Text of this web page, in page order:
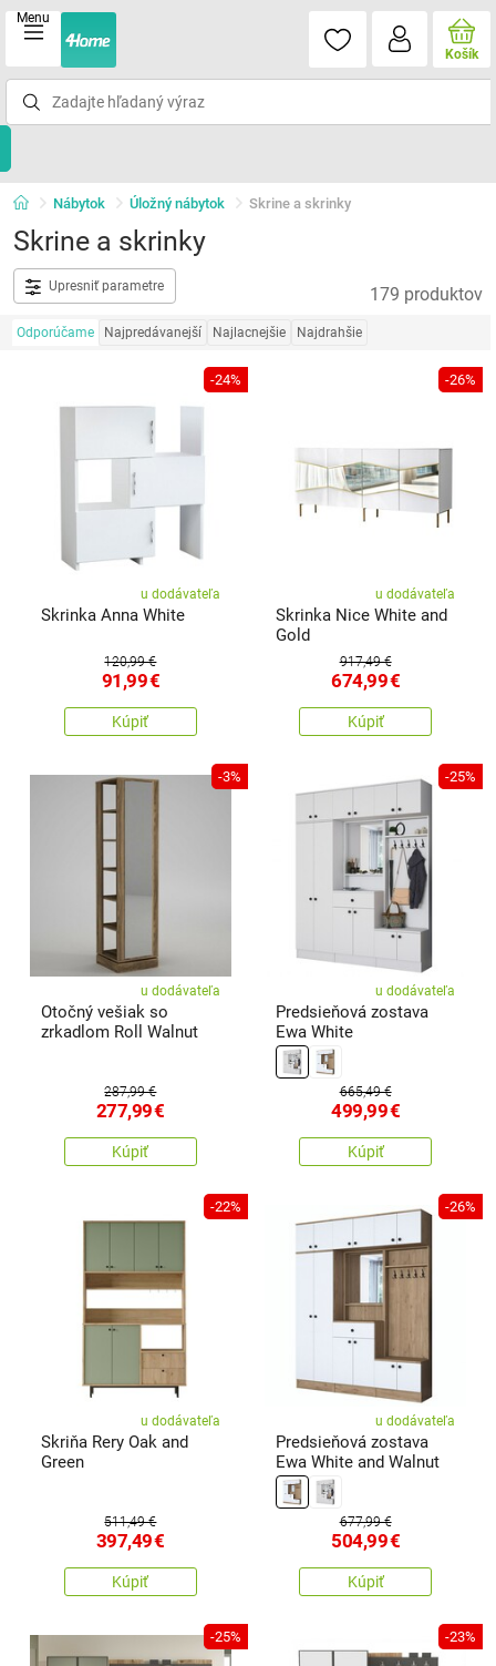
Menu
Košík
Nábytok Úložný nábytok Skrine a skrinky
Skrine a skrinky
Upresniť parametre 179 produktov
Odporúčame Najpredávanejší Najlacnejšie Najdrahšie
-24%
u dodávateľa
Skrinka Anna White
120,99 €
91,99€
Kúpiť
-26%
u dodávateľa
Skrinka Nice White and
Gold
917,49 €
674,99€
Kúpiť
-3%
u dodávateľa
Otočný vešiak so
zrkadlom Roll Walnut
287,99 €
277,99€
Kúpiť
-25%
u dodávateľa
Predsieňová zostava
Ewa White
665,49 €
499,99€
Kúpiť
-22%
u dodávateľa
Skriňa Rery Oak and
Green
511,49 €
397,49€
Kúpiť
-26%
u dodávateľa
Predsieňová zostava
Ewa White and Walnut
677,99 €
504,99€
Kúpiť
-25% -23%